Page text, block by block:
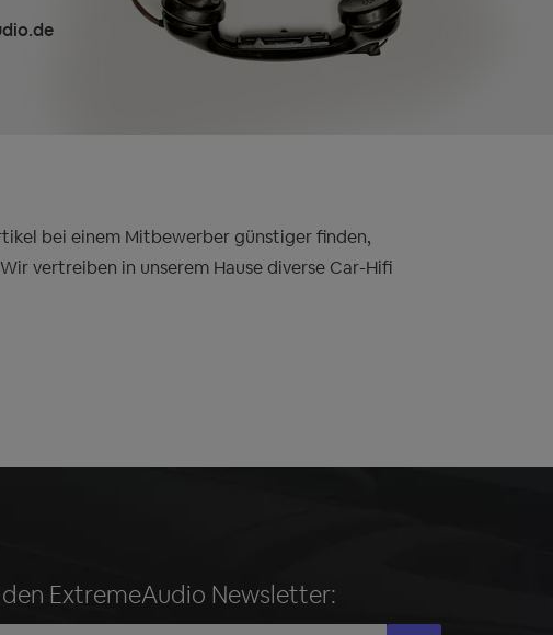
bei einem Mitbewerber günstiger finden,
vertreiben in unserem Hause diverse Car-Hifi
ExtremeAudio Newsletter: